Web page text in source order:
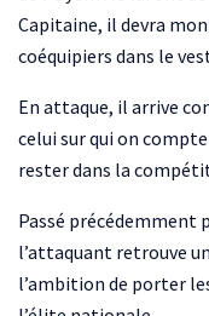
Capitaine, il devra
coéquipiers dans le
En attaque, il arrive
celui sur qui on
rester dans la
Passé précédemment
l’attaquant retrouve
l’ambition de porter